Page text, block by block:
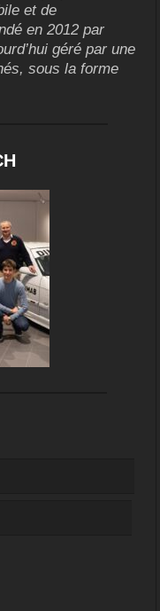
et de
en 2012 par
géré par une
sous la forme